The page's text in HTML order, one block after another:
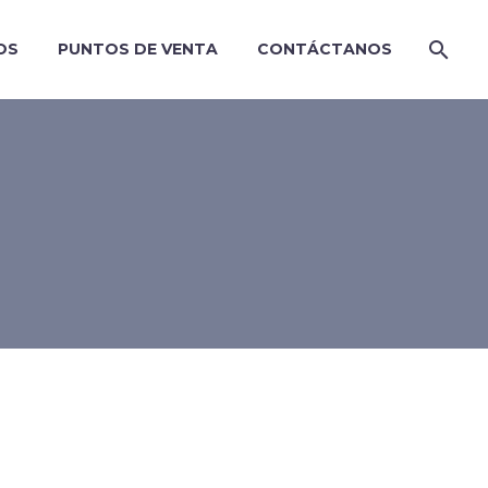
PUNTOS DE VENTA CONTÁCTANOS